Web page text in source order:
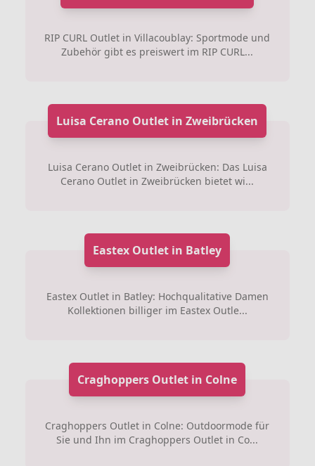
RIP CURL Outlet in Villacoublay: Sportmode und
Zubehör gibt es preiswert im RIP CURL...
Luisa Cerano Outlet in Zweibrücken
Luisa Cerano Outlet in Zweibrücken: Das Luisa
Cerano Outlet in Zweibrücken bietet wi...
Eastex Outlet in Batley
Eastex Outlet in Batley: Hochqualitative Damen
Kollektionen billiger im Eastex Outle...
Craghoppers Outlet in Colne
Craghoppers Outlet in Colne: Outdoormode für
Sie und Ihn im Craghoppers Outlet in Co...